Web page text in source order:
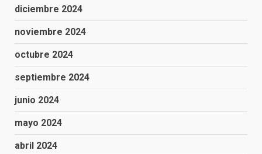
diciembre 2024
noviembre 2024
octubre 2024
septiembre 2024
junio 2024
mayo 2024
abril 2024